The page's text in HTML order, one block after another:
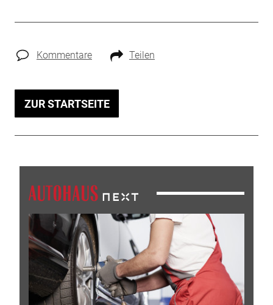
Kommentare Teilen
ZUR STARTSEITE